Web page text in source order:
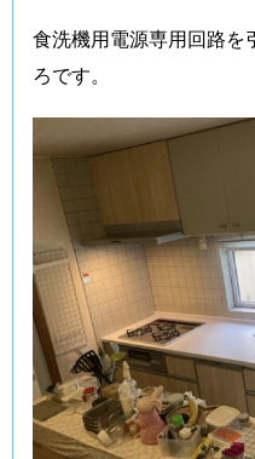
食洗機用電源専用回路を
ろです。